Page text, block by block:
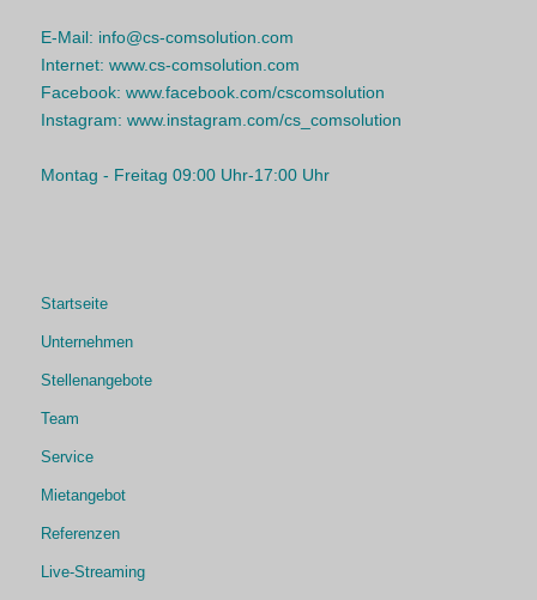
E-Mail: info@cs-comsolution.com
Internet: www.cs-comsolution.com
Facebook: www.facebook.com/cscomsolution
Instagram: www.instagram.com/cs_comsolution
Montag - Freitag 09:00 Uhr-17:00 Uhr
Startseite
Unternehmen
Stellenangebote
Team
Service
Mietangebot
Referenzen
Live-Streaming